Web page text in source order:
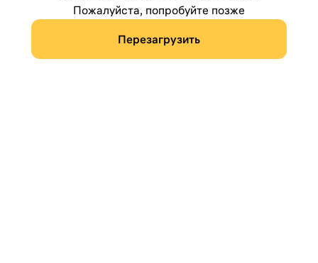
Пожалуйста, попробуйте позже
Перезагрузить